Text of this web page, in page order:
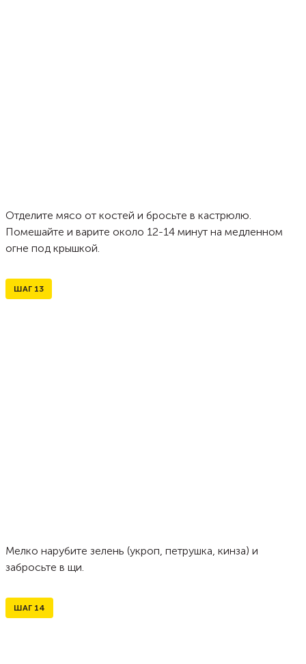
Отделите мясо от костей и бросьте в кастрюлю.
Помешайте и варите около 12-14 минут на медленном
огне под крышкой.
ШАГ 13
Мелко нарубите зелень (укроп, петрушка, кинза) и
забросьте в щи.
ШАГ 14